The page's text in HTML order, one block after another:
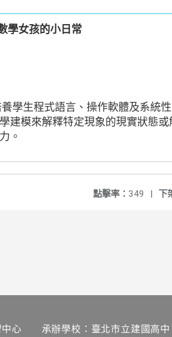
學女孩的小日常
學生程式語言、操作軟體及系統
建模來解釋特定現象的現實狀態
。
下
點擊率： 349 |
心 承辦學校：臺北市立建國高